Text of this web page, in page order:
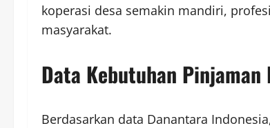
koperasi desa semakin mandiri,
masyarakat.
Data Kebutuhan Pinjaman
Berdasarkan data Danantara